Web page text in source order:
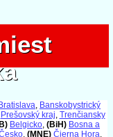
Bratislava, Banskobystrický
Prešovský kraj, Trenčiansky
Belgicko, (BiH) Bosna a
, (MNE) Čierna Hora,